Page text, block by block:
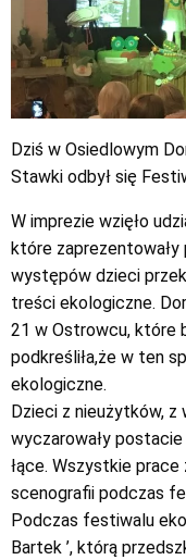
Dziś w Osiedlowym
Stawki odbył się
W imprezie wzięło
które
występów dzieci
treści ekologiczne.
21 w Ostrowcu, które
podkreśliła,że w ten
ekologiczne.
Dzieci z nieużytków, z
wyczarowały
łące. Wszystkie
scenografii podczas
Podczas festiwalu
Bartek ’, którą